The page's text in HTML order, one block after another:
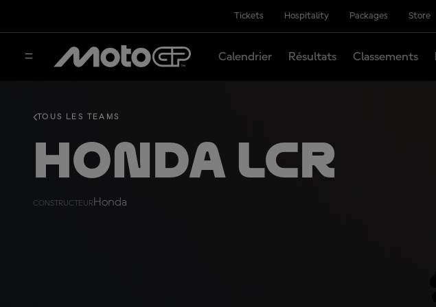
Tickets Hospitality Packages Store
Calendrier Résultats Classements
TOUS LES TEAMS
Honda LCR
CONSTRUCTEUR Honda